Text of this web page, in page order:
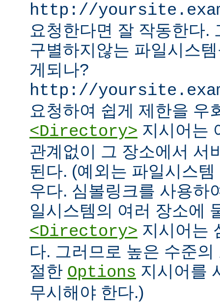
http://
요청한다면 잘 작동한다.
구별하지않는 파일시스
게되나?
http://
요청하여 쉽게 제한을 우
<Directory> 지시어는
관계없이 그 장소에서 서
된다. (예외는 파일시스
우다. 심볼링크를 사용하
일시스템의 여러 장소에
<Directory> 지시어는
다. 그러므로 높은 수준
절한 Options 지시어를
무시해야 한다.)